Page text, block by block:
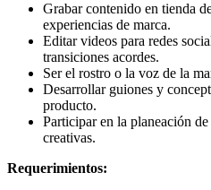
Grabar contenido en tienda
experiencias de marca.
Editar videos para redes
transiciones acordes.
Ser el rostro o la voz de la
Desarrollar guiones y
producto.
Participar en la planeación
creativas.
Requerimientos: